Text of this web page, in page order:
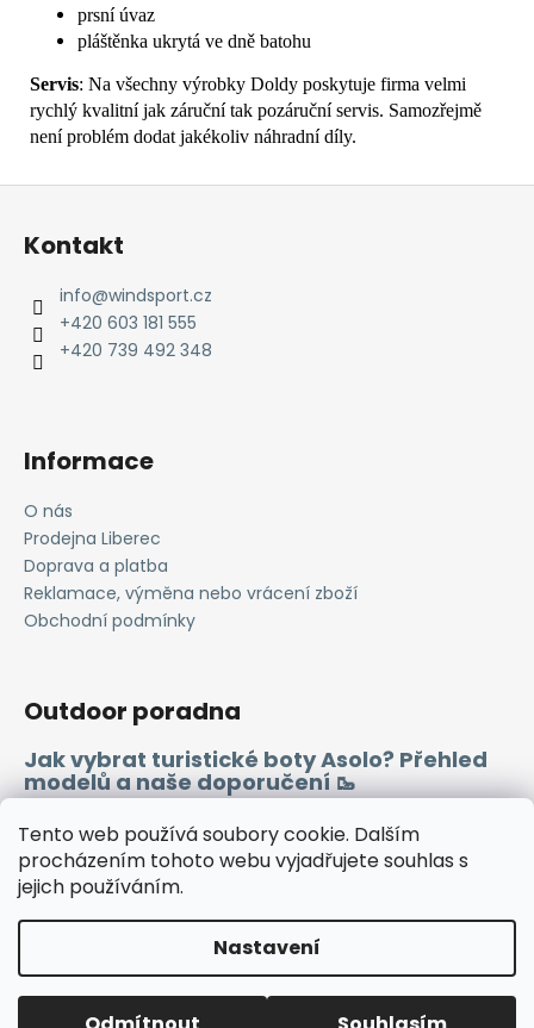
Tento web používá soubory cookie. Dalším
procházením tohoto webu vyjadřujete souhlas s
jejich používáním.
Nastavení
prsní úvaz
pláštěnka ukrytá ve dně batohu
Servis: Na všechny výrobky Doldy poskytuje firma velmi
rychlý kvalitní jak záruční tak pozáruční servis. Samozřejmě
není problém dodat jakékoliv náhradní díly.
Z
Kontakt
info@windsport.cz
+420 603 181 555
+420 739 492 348
Informace
O nás
Prodejna Liberec
Doprava a platba
Reklamace, výměna nebo vrácení zboží
Obchodní podmínky
Outdoor poradna
Jak vybrat turistické boty Asolo? Přehled
modelů a naše doporučení 🥾